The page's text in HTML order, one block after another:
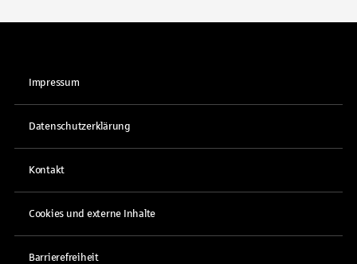
Impressum
Datenschutzerklärung
Kontakt
Cookies und externe Inhalte
Barrierefreiheit